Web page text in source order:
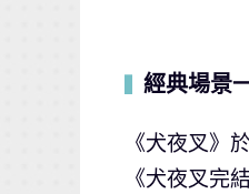
經典場景
《犬夜叉》
《犬夜叉完